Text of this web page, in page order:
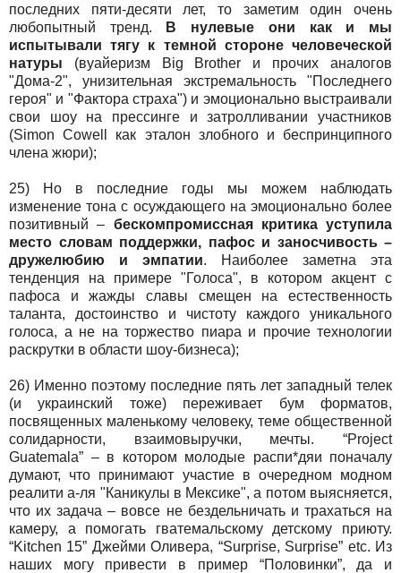
последних пяти-десяти лет, то заметим один очень
любопытный тренд.
В нулевые они как и мы
испытывали тягу к темной стороне человеческой
натуры (вуайеризм Big Brother и прочих аналогов
"Дома-2", унизительная экстремальность "Последнего
героя" и "Фактора страха") и эмоционально выстраивали
свои шоу на прессинге и затролливании участников
(Simon Cowell как эталон злобного и беспринципного
члена жюри);
25) Но в последние годы мы можем наблюдать
изменение тона с осуждающего на эмоционально более
позитивный – бескомпромиссная критика уступила
место словам поддержки, пафос и заносчивость –
дружелюбию и эмпатии. Наиболее заметна эта
тенденция на примере "Голоса", в котором акцент с
пафоса и жажды славы смещен на естественность
таланта, достоинство и чистоту каждого уникального
голоса, а не на торжество пиара и прочие технологии
раскрутки в области шоу-бизнеса);
26) Именно поэтому последние пять лет западный телек
(и украинский тоже) переживает бум форматов,
посвященных маленькому человеку, теме общественной
солидарности, взаимовыручки, мечты. “Project
Guatemala” – в котором молодые распи*дяи поначалу
думают, что принимают участие в очередном модном
реалити а-ля "Каникулы в Мексике", а потом выясняется,
что их задача – вовсе не бездельничать и трахаться на
камеру, а помогать гватемальскому детскому приюту.
“Kitchen 15” Джейми Оливера, “Surprise, Surprise” etc. Из
наших могу привести в пример “Половинки”, да и